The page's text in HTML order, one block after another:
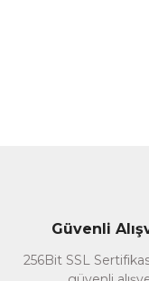
Güvenli
256Bit SSL